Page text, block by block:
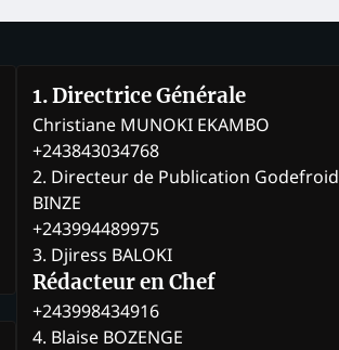
1. Directrice Générale
Christiane MUNOKI EKAMBO
+243843034768
2. Directeur de Publication Godefroid
BINZE
+243994489975
3. Djiress BALOKI
Rédacteur en Chef
+243998434916
4. Blaise BOZENGE